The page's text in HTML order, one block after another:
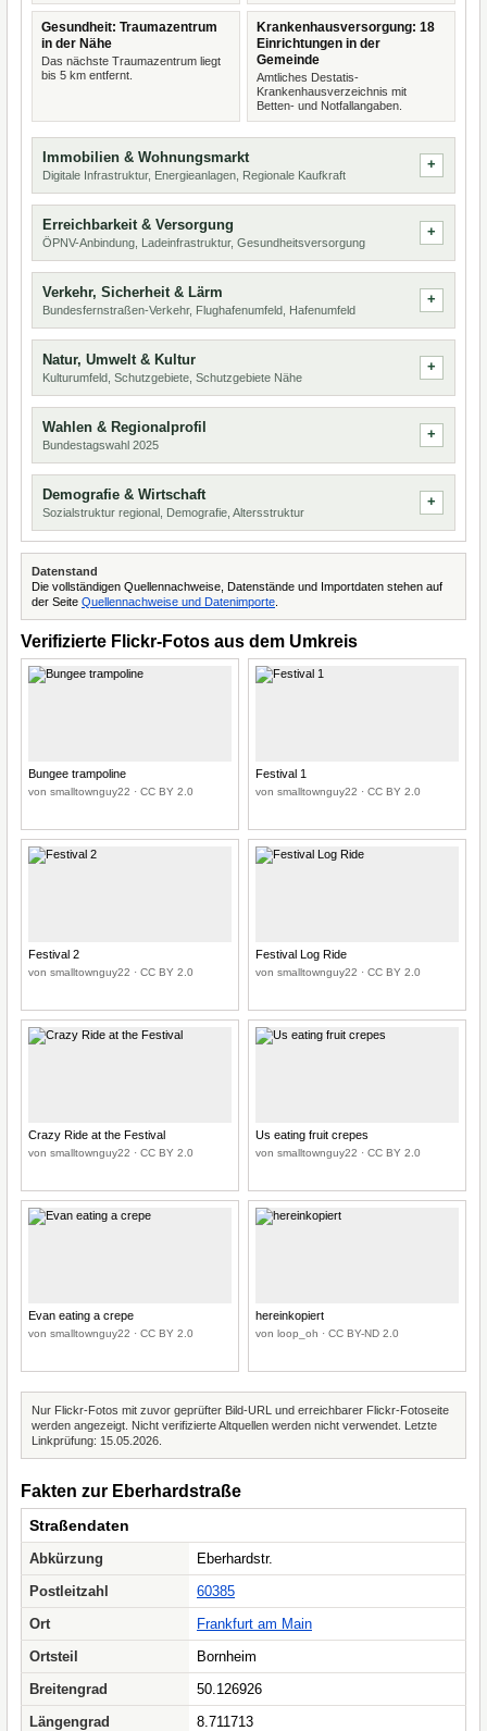
Gesundheit: Traumazentrum
in der Nähe
Das nächste Traumazentrum liegt
bis 5 km entfernt.
Krankenhausversorgung: 18
Einrichtungen in der
Gemeinde
Amtliches Destatis-
Krankenhausverzeichnis mit
Betten- und Notfallangaben.
Immobilien & Wohnungsmarkt
Digitale Infrastruktur, Energieanlagen, Regionale Kaufkraft
Erreichbarkeit & Versorgung
ÖPNV-Anbindung, Ladeinfrastruktur, Gesundheitsversorgung
Verkehr, Sicherheit & Lärm
Bundesfernstraßen-Verkehr, Flughafenumfeld, Hafenumfeld
Natur, Umwelt & Kultur
Kulturumfeld, Schutzgebiete, Schutzgebiete Nähe
Wahlen & Regionalprofil
Bundestagswahl 2025
Demografie & Wirtschaft
Sozialstruktur regional, Demografie, Altersstruktur
Datenstand
Die vollständigen Quellennachweise, Datenstände und Importdaten stehen auf
der Seite Quellennachweise und Datenimporte
Verifizierte Flickr-Fotos aus dem Umkreis
Bungee trampoline
von smalltownguy22 · CC BY 2.0
Festival 1
von smalltownguy22 · CC BY 2.0
Festival 2
von smalltownguy22 · CC BY 2.0
Festival Log Ride
von smalltownguy22 · CC BY 2.0
Crazy Ride at the Festival
von smalltownguy22 · CC BY 2.0
Us eating fruit crepes
von smalltownguy22 · CC BY 2.0
Evan eating a crepe
von smalltownguy22 · CC BY 2.0
hereinkopiert
von loop_oh · CC BY-ND 2.0
Nur Flickr-Fotos mit zuvor geprüfter Bild-URL und erreichbarer Flickr-Fotoseite
werden angezeigt. Nicht verifizierte Altquellen werden nicht verwendet. Letzte
Linkprüfung: 15.05.2026.
Fakten zur Eberhardstraße
Straßendaten
Abkürzung
Eberhardstr.
Postleitzahl
60385
Ort
Frankfurt am Main
Ortsteil
Bornheim
Breitengrad
50.126926
Längengrad
8.711713